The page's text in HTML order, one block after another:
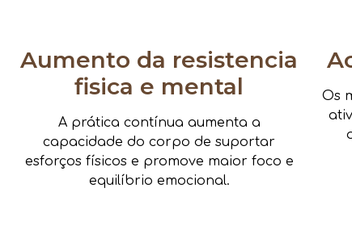
Aumento da resistencia
fisica e mental
A prática contínua aumenta a
capacidade do corpo de suportar
esforços físicos e promove maior foco e
equilíbrio emocional.
Os